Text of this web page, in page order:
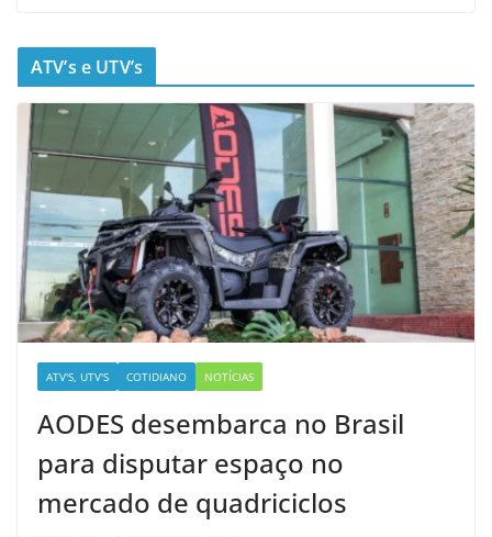
ATV’s e UTV’s
ATV'S, UTV'S COTIDIANO NOTÍCIAS
AODES desembarca no Brasil
para disputar espaço no
mercado de quadriciclos